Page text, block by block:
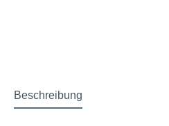
Beschreibung